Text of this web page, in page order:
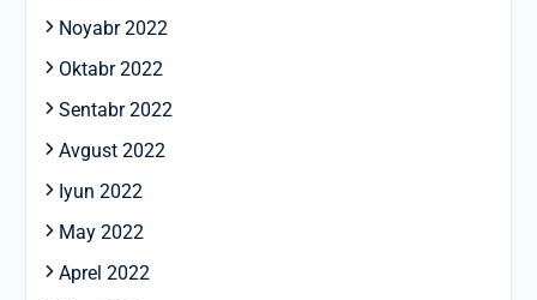
Noyabr 2022
Oktabr 2022
Sentabr 2022
Avgust 2022
Iyun 2022
May 2022
Aprel 2022